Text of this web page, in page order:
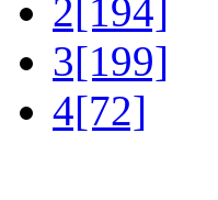
2[194]
3[199]
4[72]